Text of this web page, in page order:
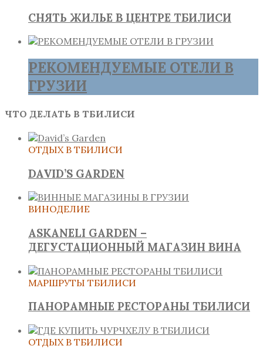
СНЯТЬ ЖИЛЬЕ В ЦЕНТРЕ ТБИЛИСИ
РЕКОМЕНДУЕМЫЕ ОТЕЛИ В
ГРУЗИИ
ЧТО ДЕЛАТЬ В ТБИЛИСИ
ОТДЫХ В ТБИЛИСИ
DAVID’S GARDEN
ВИНОДЕЛИЕ
ASKANELI GARDEN –
ДЕГУСТАЦИОННЫЙ МАГАЗИН ВИНА
МАРШРУТЫ ТБИЛИСИ
ПАНОРАМНЫЕ РЕСТОРАНЫ ТБИЛИСИ
ОТДЫХ В ТБИЛИСИ